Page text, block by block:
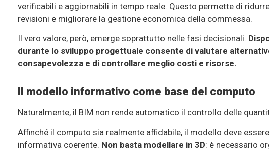
verificabili e aggiornabili in tempo reale. Questo permette di
revisioni e migliorare la gestione economica della commessa.
Il vero valore, però, emerge soprattutto nelle fasi decisionali.
durante lo sviluppo progettuale consente di valutare
consapevolezza e di controllare meglio costi e risorse.
Il modello informativo come base del computo
Naturalmente, il BIM non rende automatico il controllo delle
Affinché il computo sia realmente affidabile, il modello deve
informativa coerente. Non basta modellare in 3D: è necessario